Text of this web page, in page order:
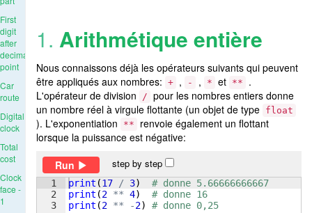
First
digit
after
decimal
point
Car
route
Digital
clock
Total
cost
Clock
face -
1
1. Arithmétique entière
Nous connaissons déjà les opérateurs suivants qui peuvent
être appliqués aux nombres:
+ , - , * et **
.
L'opérateur de division
/ pour les nombres entiers donne
un nombre réel à virgule flottante (un objet de type float
). L'exponentiation **
renvoie également un flottant
lorsque la puissance est négative:
Run
step by step
1
2
3
print (17 / 3)
# donne 5.66666666667
print (2 ** 4)
# donne 16
print (2 ** -2) # donne 0,25